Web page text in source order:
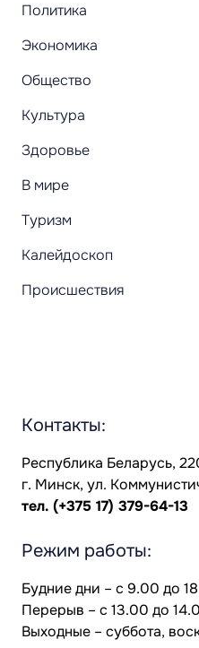
Политика
Экономика
Общество
Культура
Здоровье
В мире
Туризм
Калейдоскоп
Происшествия
Контакты:
Республика Беларусь,
г. Минск, ул.
тел. (+375 17) 379-64-13
Режим работы:
Будние дни – с 9.00 до
Перерыв – с 13.00 до
Выходные – суббота,